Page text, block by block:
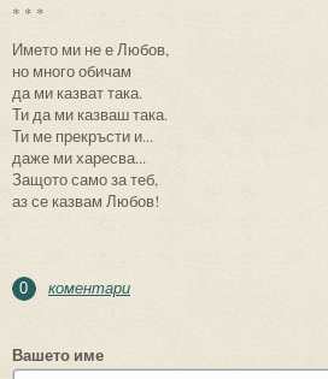
* * *
Името ми не е Любов,
но много обичам
да ми казват така.
Ти да ми казваш така.
Ти ме прекръсти и...
даже ми харесва...
Защото само за теб,
аз се казвам Любов!
0 коментари
Вашето име